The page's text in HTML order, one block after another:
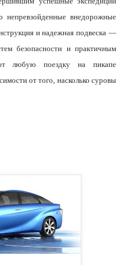
внедорожные
и надежная подвеска —
безопасности и практичным
любую поездку на пикапе
от того, насколько суровы